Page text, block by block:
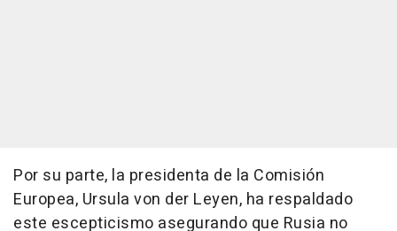
Por su parte, la presidenta de la Comisión
Europea, Ursula von der Leyen, ha respaldado
este escepticismo asegurando que Rusia no